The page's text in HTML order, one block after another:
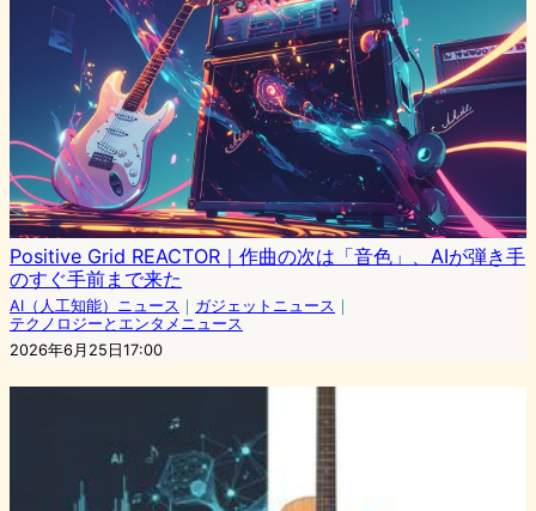
Positive Grid REACTOR｜作曲の次は「音色」、AIが弾き手
のすぐ手前まで来た
AI（人工知能）ニュース ｜ ガジェットニュース ｜
テクノロジーとエンタメニュース
2026年6月25日17:00